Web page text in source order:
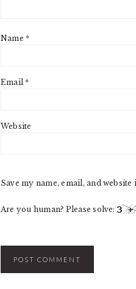
Name*
Email*
Website
Save my name, email, and
Are you human? Please solve: